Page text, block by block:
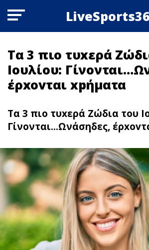
Τα 3 πιο τυxερά
Ιουλίου:
έρxovται xpήματα
Τα 3 πιο τυxερά Zώδια του
Γίνονται...Ωνάσηδες,